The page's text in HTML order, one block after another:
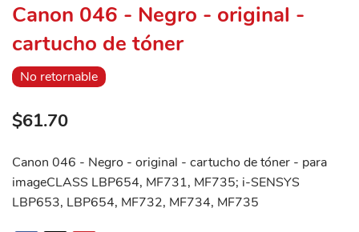
Canon 046 - Negro - original -
cartucho de tóner
No retornable
$61.70
Canon 046 - Negro - original - cartucho de tóner - para
imageCLASS LBP654, MF731, MF735; i-SENSYS
LBP653, LBP654, MF732, MF734, MF735